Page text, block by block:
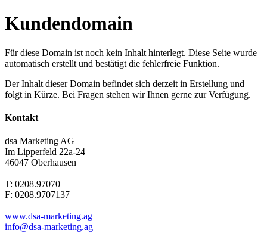
Kundendomain
Für diese Domain ist noch kein Inhalt hinterlegt. Diese Seite wurde
automatisch erstellt und bestätigt die fehlerfreie Funktion.
Der Inhalt dieser Domain befindet sich derzeit in Erstellung und
folgt in Kürze. Bei Fragen stehen wir Ihnen gerne zur Verfügung.
Kontakt
dsa Marketing AG
Im Lipperfeld 22a-24
46047 Oberhausen
T: 0208.97070
F: 0208.9707137
www.dsa-marketing.ag
info@dsa-marketing.ag